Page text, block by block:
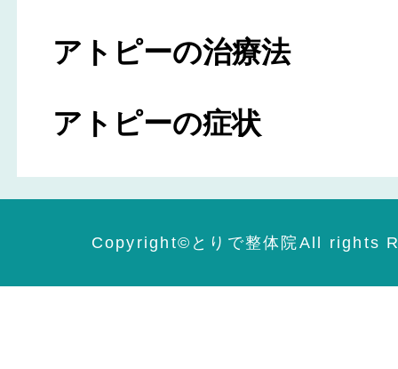
アトピーの治療法
アトピーの症状
Copyright©️とりで整体院All rights